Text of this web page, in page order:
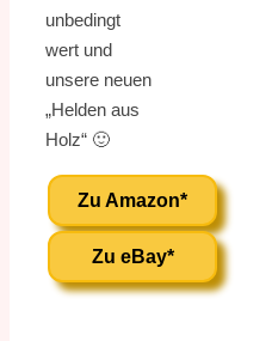
unbedingt
wert und
unsere neuen
„Helden aus
Holz“ 🙂
Zu Amazon*
Zu eBay*